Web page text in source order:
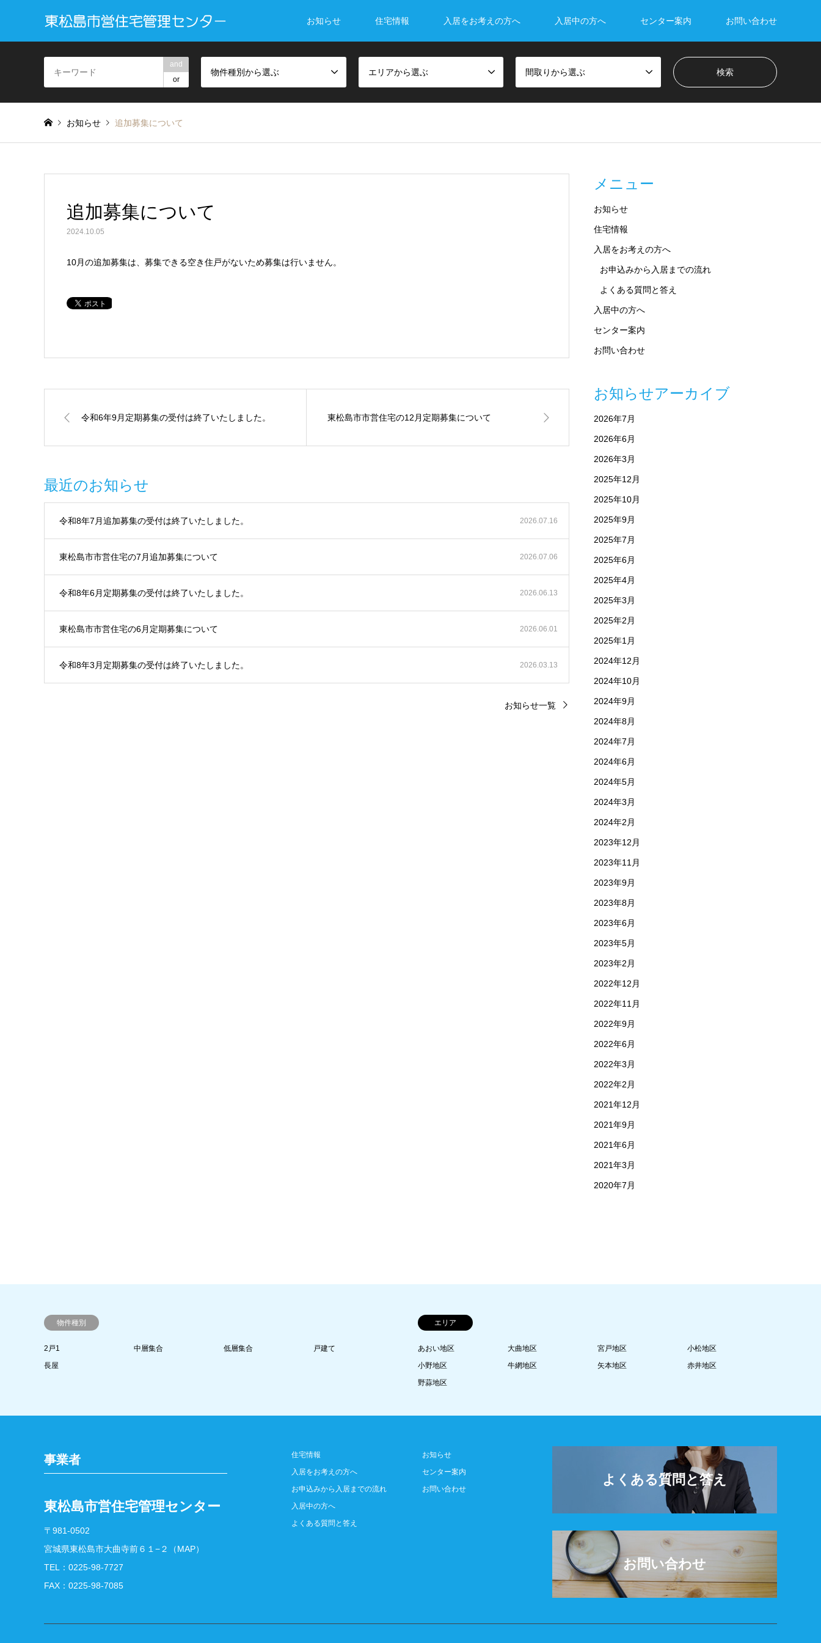
お知らせ 住宅情報 入居をお考えの方へ 入居中の方へ センター案内 お問い合わせ
and
or
物件種別から選ぶ エリアから選ぶ 間取りから選ぶ
お知らせ 追加募集について
追加募集について
2024.10.05
10月の追加募集は、募集できる空き住戸がないため募集は行いません。
令和6年9月定期募集の受付は終了いたしました。 東松島市市営住宅の12月定期募集について
最近のお知らせ
令和8年7月追加募集の受付は終了いたしました。 2026.07.16
東松島市市営住宅の7月追加募集について 2026.07.06
令和8年6月定期募集の受付は終了いたしました。 2026.06.13
東松島市市営住宅の6月定期募集について 2026.06.01
令和8年3月定期募集の受付は終了いたしました。 2026.03.13
お知らせ一覧
メニュー
お知らせ
住宅情報
入居をお考えの方へ
お申込みから入居までの流れ
よくある質問と答え
入居中の方へ
センター案内
お問い合わせ
お知らせアーカイブ
2026年7月
2026年6月
2026年3月
2025年12月
2025年10月
2025年9月
2025年7月
2025年6月
2025年4月
2025年3月
2025年2月
2025年1月
2024年12月
2024年10月
2024年9月
2024年8月
2024年7月
2024年6月
2024年5月
2024年3月
2024年2月
2023年12月
2023年11月
2023年9月
2023年8月
2023年6月
2023年5月
2023年2月
2022年12月
2022年11月
2022年9月
2022年6月
2022年3月
2022年2月
2021年12月
2021年9月
2021年6月
2021年3月
2020年7月
物件種別
2戸1 中層集合 低層集合
戸建て
長屋
エリア
あおい地区 大曲地区 宮戸地区
小松地区
小野地区
牛網地区 矢本地区
赤井地区
野蒜地区
事業者
東松島市営住宅管理センター
〒981-0502
宮城県東松島市大曲寺前６１−２（MAP）
TEL： 0225-98-7727
FAX：0225-98-7085
住宅情報
入居をお考えの方へ
お申込みから入居までの流れ
入居中の方へ
よくある質問と答え
お知らせ
センター案内
お問い合わせ
よくある質問と答え
お問い合わせ